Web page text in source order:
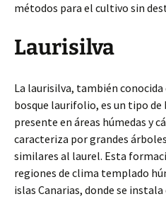
métodos para el cultivo sin
Laurisilva
La laurisilva, también
bosque laurifolio, es un tipo
presente en áreas húmedas y
caracteriza por grandes
similares al laurel. Esta
regiones de clima templado
islas Canarias, donde se